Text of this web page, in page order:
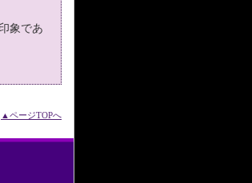
象であ
▲ページTOPへ